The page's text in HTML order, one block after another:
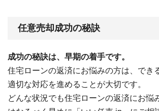
任意売却成功の秘訣
成功の秘訣は、早期の着手です。
住宅ローンの返済にお悩みの方は、でき
適切な対応を進めることが大切です。
どんな状況でも住宅ローンの返済にお悩